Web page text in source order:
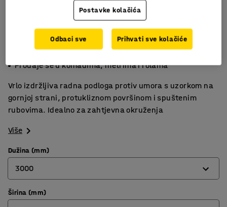
Pruža udobnost i olakšanje
Otporna na većinu kemikalija
Prodaje se u komadima, metrima i rolama
Vrlo izdržljiva radna podloga protiv umora s uzorkom na
gornjoj strani, protukliznom površinom i spuštenim
rubovima. Idealno za zahtjevna okruženja
Više
Dužina (mm)
3000
910
Širina (mm)
Postavke kolačića
Odbaci sve Prihvati sve kolačiće